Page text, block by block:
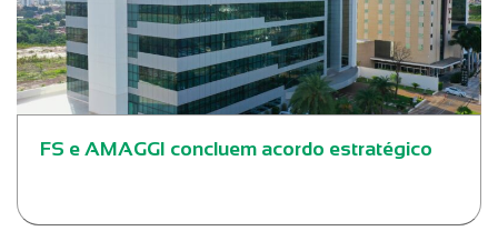
FS e AMAGGI concluem acordo estratégico